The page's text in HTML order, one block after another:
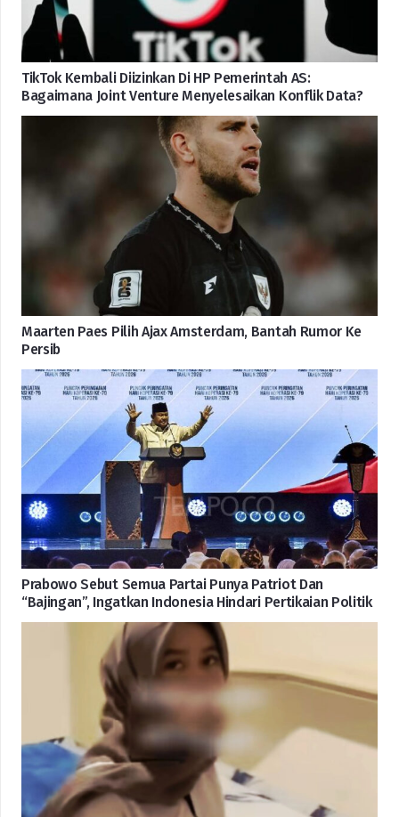
TikTok Kembali Diizinkan Di HP Pemerintah AS:
Bagaimana Joint Venture Menyelesaikan Konflik Data?
Maarten Paes Pilih Ajax Amsterdam, Bantah Rumor Ke
Persib
Prabowo Sebut Semua Partai Punya Patriot Dan
“Bajingan”, Ingatkan Indonesia Hindari Pertikaian Politik